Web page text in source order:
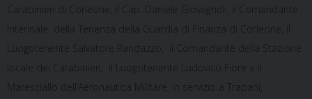
Carabinieri di Corleone, il Cap. Daniele Giovagnoli, il Comandante
Interinale della Tenenza della Guardia di Finanza di Corleone, il
Luogotenente Salvatore Randazzo, il Comandante della Stazione
locale dei Carabinieri, il Luogotenente Ludovico Fiore e il
Maresciallo dell’Aeronautica Militare, in servizio a Trapani,